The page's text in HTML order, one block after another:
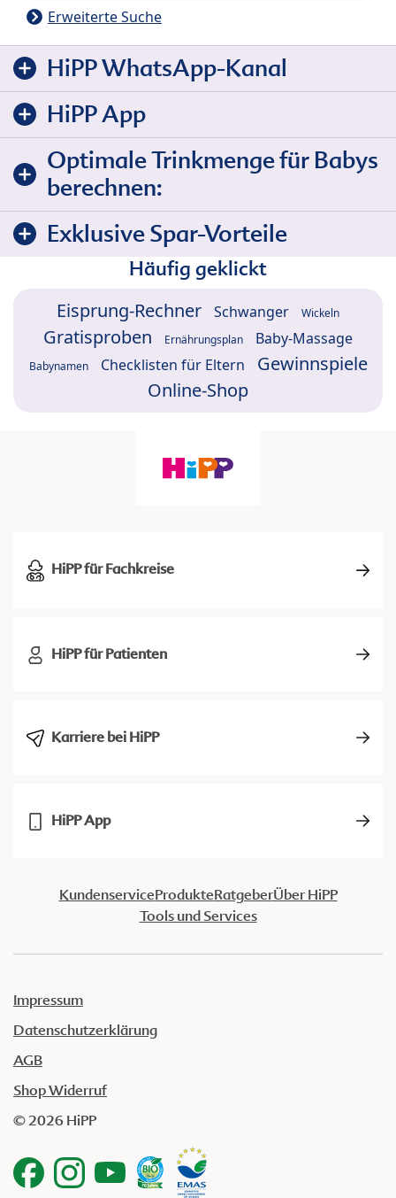
Erweiterte Suche
HiPP WhatsApp-Kanal
HiPP App
Optimale Trinkmenge für Babys
berechnen:
Exklusive Spar-Vorteile
Häufig geklickt
Eisprung-Rechner Schwanger Wickeln
Gratisproben Ernährungsplan Baby-Massage
Babynamen Checklisten für Eltern
Gewinnspiele
Online-Shop
HiPP für Fachkreise
HiPP für Patienten
Karriere bei HiPP
HiPP App
KundenserviceProdukteRatgeberÜber HiPP
Tools und Services
Impressum
Datenschutzerklärung
AGB
Shop Widerruf
© 2026 HiPP